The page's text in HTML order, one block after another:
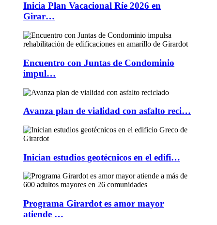
Inicia Plan Vacacional Ríe 2026 en
Girar…
Encuentro con Juntas de Condominio
impul…
Avanza plan de vialidad con asfalto reci…
Inician estudios geotécnicos en el edifi…
Programa Girardot es amor mayor
atiende …